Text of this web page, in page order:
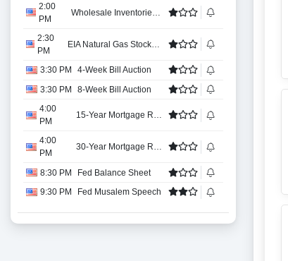
2:00
PM
Wholesale Inventories MoM
2:30
PM
EIA Natural Gas Stocks Change
3:30 PM
4-Week Bill Auction
3:30 PM
8-Week Bill Auction
4:00
PM
15-Year Mortgage Rate
4:00
PM
30-Year Mortgage Rate
8:30 PM
Fed Balance Sheet
9:30 PM
Fed Musalem Speech